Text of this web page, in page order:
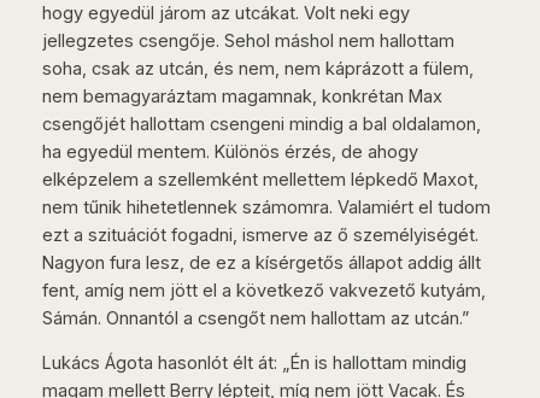
hogy egyedül járom az utcákat. Volt neki egy
jellegzetes csengője. Sehol máshol nem hallottam
soha, csak az utcán, és nem, nem káprázott a fülem,
nem bemagyaráztam magamnak, konkrétan Max
csengőjét hallottam csengeni mindig a bal oldalamon,
ha egyedül mentem. Különös érzés, de ahogy
elképzelem a szellemként mellettem lépkedő Maxot,
nem tűnik hihetetlennek számomra. Valamiért el tudom
ezt a szituációt fogadni, ismerve az ő személyiségét.
Nagyon fura lesz, de ez a kísérgetős állapot addig állt
fent, amíg nem jött el a következő vakvezető kutyám,
Sámán. Onnantól a csengőt nem hallottam az utcán.”
Lukács Ágota hasonlót élt át: „Én is hallottam mindig
magam mellett Berry lépteit, míg nem jött Vacak. És